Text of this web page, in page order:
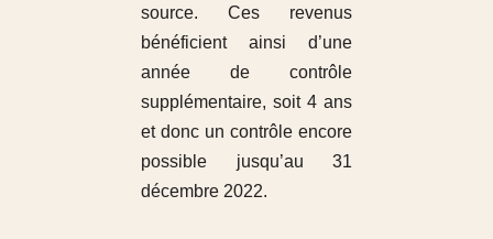
source. Ces revenus
bénéficient ainsi d’une
année de contrôle
supplémentaire, soit 4 ans
et donc un contrôle encore
possible jusqu’au 31
décembre 2022.